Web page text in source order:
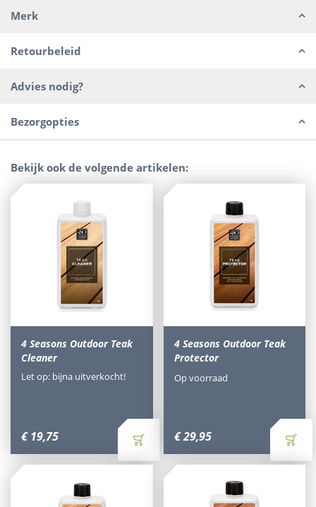
Merk
Retourbeleid
Advies nodig?
Bezorgopties
Bekijk ook de volgende artikelen:
4 Seasons Outdoor Teak
Cleaner
€ 19,75
Let op: bijna uitverkocht!
4 Seasons Outdoor Teak
Protector
€29,95
Op voorraad